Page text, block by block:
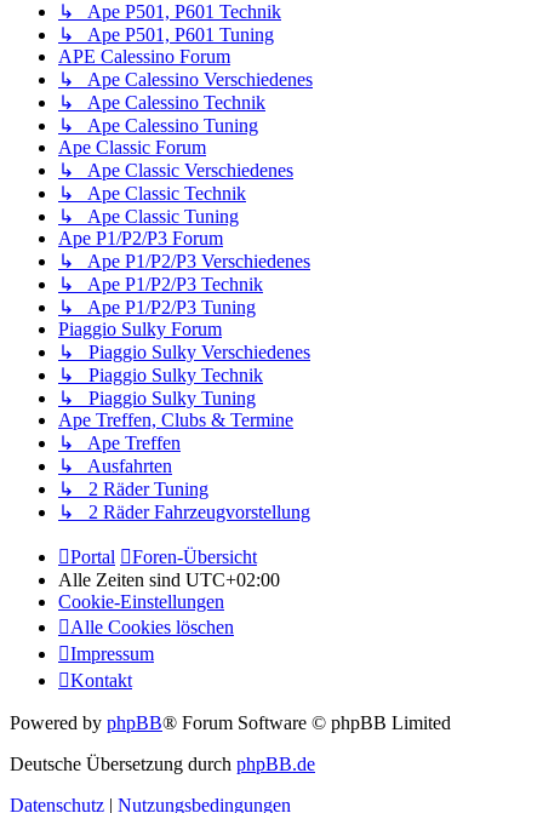
↳ Ape P501, P601 Technik
↳ Ape P501, P601 Tuning
APE Calessino Forum
↳ Ape Calessino Verschiedenes
↳ Ape Calessino Technik
↳ Ape Calessino Tuning
Ape Classic Forum
↳ Ape Classic Verschiedenes
↳ Ape Classic Technik
↳ Ape Classic Tuning
Ape P1/P2/P3 Forum
↳ Ape P1/P2/P3 Verschiedenes
↳ Ape P1/P2/P3 Technik
↳ Ape P1/P2/P3 Tuning
Piaggio Sulky Forum
↳ Piaggio Sulky Verschiedenes
↳ Piaggio Sulky Technik
↳ Piaggio Sulky Tuning
Ape Treffen, Clubs & Termine
↳ Ape Treffen
↳ Ausfahrten
↳ 2 Räder Tuning
↳ 2 Räder Fahrzeugvorstellung
Portal
Foren-Übersicht
Alle Zeiten sind UTC+02:00
Cookie-Einstellungen
Alle Cookies löschen
Impressum
Kontakt
Powered by phpBB® Forum Software © phpBB Limited
Deutsche Übersetzung durch phpBB.de
Datenschutz | Nutzungsbedingungen